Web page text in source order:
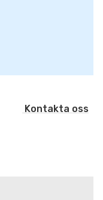
Kontakta oss